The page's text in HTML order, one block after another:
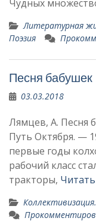
Чудных
Литературная
Поэзия
Песня бабушек
03.03.2018
Лямцев, А. Песня
Путь Октября.
первые годы
рабочий класс
тракторы,